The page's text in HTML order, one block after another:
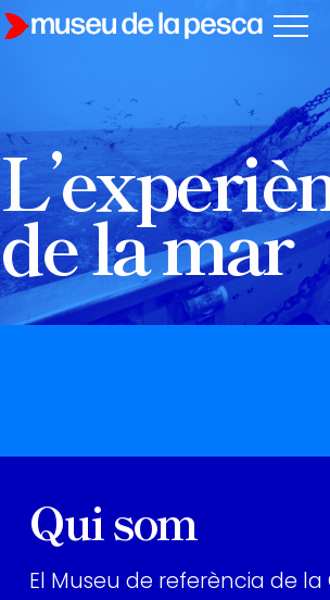
de la mar
Qui som
El Museu de referència de la